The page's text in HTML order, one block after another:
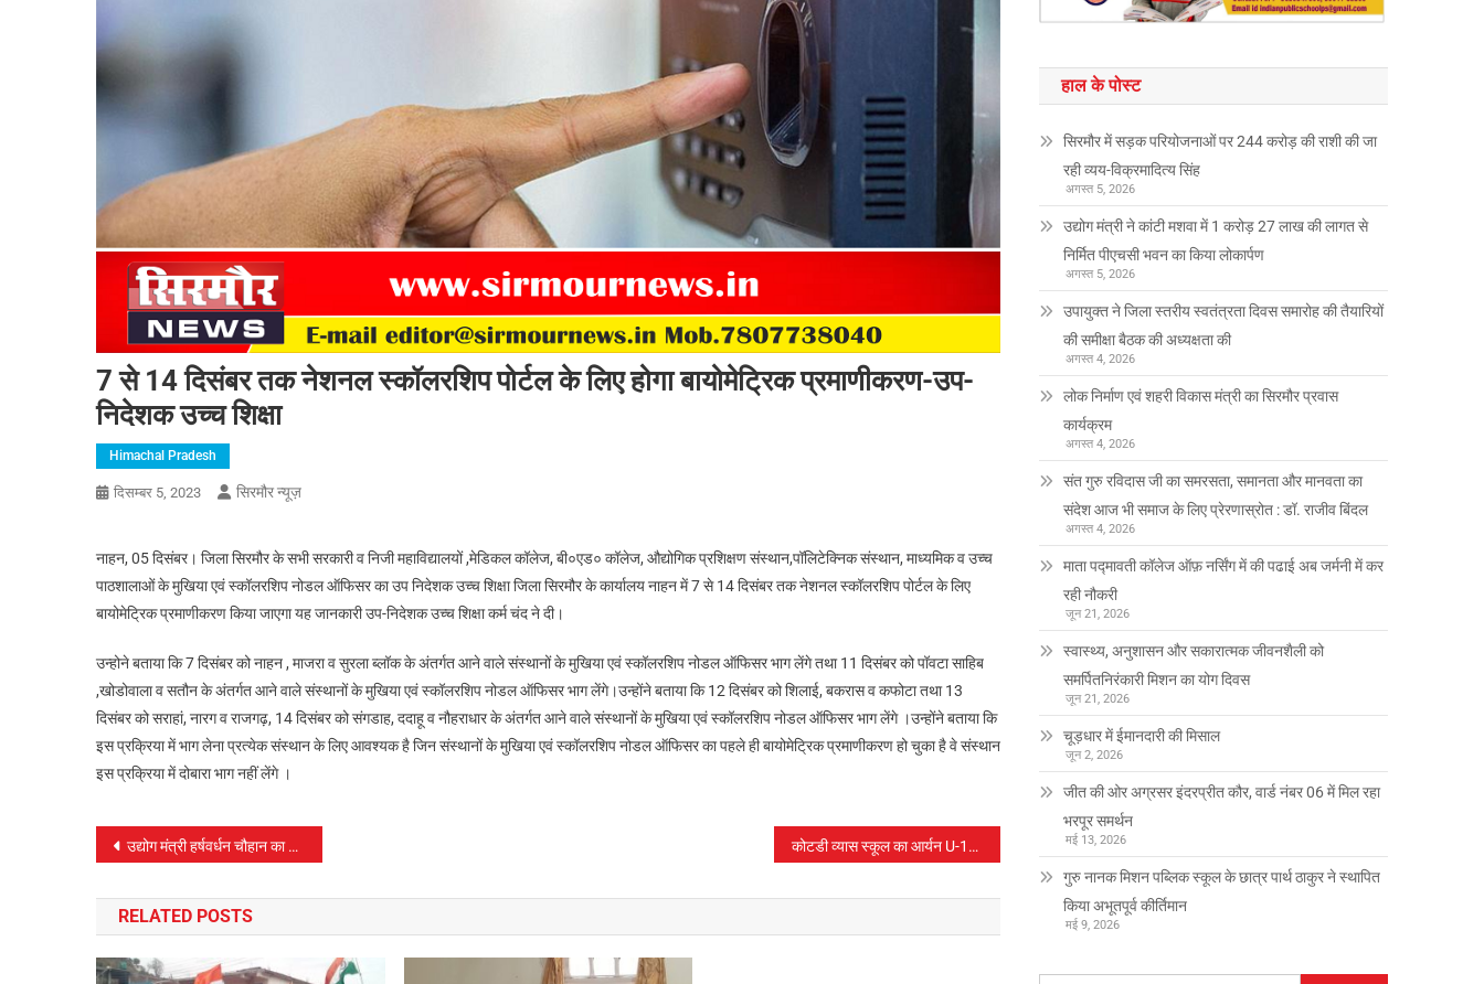
7 से 14 दिसंबर तक नेशनल स्कॉलरशिप पोर्टल के लिए होगा बायोमेट्रिक प्रमाणीकरण-उप-
निदेशक उच्च शिक्षा
Himachal Pradesh
दिसम्बर 5, 2023 सिरमौर न्यूज़
नाहन, 05 दिसंबर। जिला सिरमौर के सभी सरकारी व निजी महाविद्यालयों ,मेडिकल कॉलेज, बी०एड० कॉलेज, औद्योगिक प्रशिक्षण संस्थान,पॉलिटेक्निक संस्थान, माध्यमिक व उच्च
पाठशालाओं के मुखिया एवं स्कॉलरशिप नोडल ऑफिसर का उप निदेशक उच्च शिक्षा जिला सिरमौर के कार्यालय नाहन में 7 से 14 दिसंबर तक नेशनल स्कॉलरशिप पोर्टल के लिए
बायोमेट्रिक प्रमाणीकरण किया जाएगा यह जानकारी उप-निदेशक उच्च शिक्षा कर्म चंद ने दी।
उन्होने बताया कि 7 दिसंबर को नाहन , माजरा व सुरला ब्लॉक के अंतर्गत आने वाले संस्थानों के मुखिया एवं स्कॉलरशिप नोडल ऑफिसर भाग लेंगे तथा 11 दिसंबर को पॉवटा साहिब
,खोडोवाला व सतौन के अंतर्गत आने वाले संस्थानों के मुखिया एवं स्कॉलरशिप नोडल ऑफिसर भाग लेंगे।उन्होंने बताया कि 12 दिसंबर को शिलाई, बकरास व कफोटा तथा 13
दिसंबर को सराहां, नारग व राजगढ़, 14 दिसंबर को संगडाह, ददाहू व नौहराधार के अंतर्गत आने वाले संस्थानों के मुखिया एवं स्कॉलरशिप नोडल ऑफिसर भाग लेंगे ।उन्होंने बताया कि
इस प्रक्रिया में भाग लेना प्रत्येक संस्थान के लिए आवश्यक है जिन संस्थानों के मुखिया एवं स्कॉलरशिप नोडल ऑफिसर का पहले ही बायोमेट्रिक प्रमाणीकरण हो चुका है वे संस्थान
इस प्रक्रिया में दोबारा भाग नहीं लेंगे ।
पोस्ट
नेविगेशन
उद्योग मंत्री हर्षवर्धन चौहान का सिरमौर प्रवास कोटडी व्यास स्कूल का आर्यन U-14 बॉयज हैंडबॉल नेशनल के लिया हुआ चयनित
RELATED POSTS
हाल के पोस्ट
सिरमौर में सड़क परियोजनाओं पर 244 करोड़ की राशी की जा
रही व्यय-विक्रमादित्य सिंह
अगस्त 5, 2026
उद्योग मंत्री ने कांटी मशवा में 1 करोड़ 27 लाख की लागत से
निर्मित पीएचसी भवन का किया लोकार्पण
अगस्त 5, 2026
उपायुक्त ने जिला स्तरीय स्वतंत्रता दिवस समारोह की तैयारियों
की समीक्षा बैठक की अध्यक्षता की
अगस्त 4, 2026
लोक निर्माण एवं शहरी विकास मंत्री का सिरमौर प्रवास
कार्यक्रम
अगस्त 4, 2026
संत गुरु रविदास जी का समरसता, समानता और मानवता का
संदेश आज भी समाज के लिए प्रेरणास्रोत : डॉ. राजीव बिंदल
अगस्त 4, 2026
माता पद्मावती कॉलेज ऑफ़ नर्सिंग में की पढाई अब जर्मनी में कर
रही नौकरी
जून 21, 2026
स्वास्थ्य, अनुशासन और सकारात्मक जीवनशैली को
समर्पितनिरंकारी मिशन का योग दिवस
जून 21, 2026
चूड़धार में ईमानदारी की मिसाल
जून 2, 2026
जीत की ओर अग्रसर इंदरप्रीत कौर, वार्ड नंबर 06 में मिल रहा
भरपूर समर्थन
मई 13, 2026
गुरु नानक मिशन पब्लिक स्कूल के छात्र पार्थ ठाकुर ने स्थापित
किया अभूतपूर्व कीर्तिमान
मई 9, 2026